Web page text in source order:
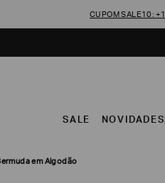
CUPOM SALE10:
SALE NOVIDADES
em Algodão